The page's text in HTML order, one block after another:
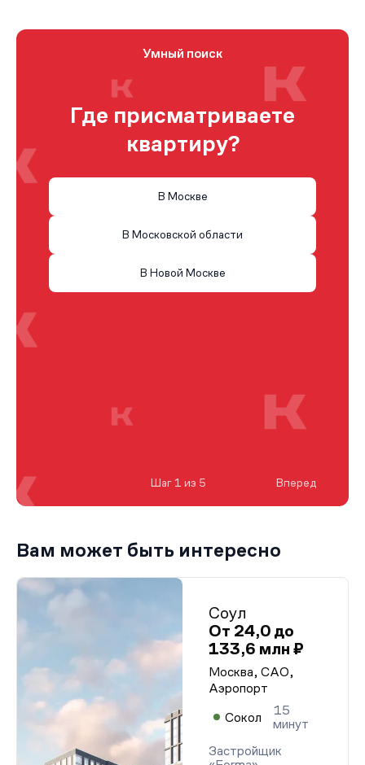
Умный поиск
Где присматриваете
квартиру?
В Москве
В Московской области
В Новой Москве
Шаг 1 из 5 Вперед
Вам может быть интересно
Соул
От 24,0 до
133,6 млн ₽
Москва, САО,
Аэропорт
Сокол
15
минут
Застройщик